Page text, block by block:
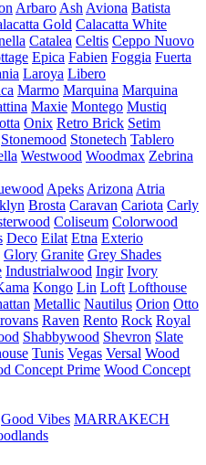
Arbaro Ash Aviona Batista
Gold Calacatta White
Catalea Celtis Ceppo Nuovo
Epica Fabien Foggia Fuerta
Laroya Libero
Marmo Marquina Marquina
Maxie Montego Mustiq
Onix Retro Brick Setim
Stonemood Stonetech Tablero
Westwood Woodmax Zebrina
Apeks Arizona Atria
Brosta Caravan Cariota Carly
Coliseum Colorwood
Deco Eilat Etna Exterio
Glory Granite Grey Shades
Industrialwood Ingir Ivory
Kongo Lin Loft Lofthouse
Metallic Nautilus Orion Otto
Raven Rento Rock Royal
Shabbywood Shevron Slate
Tunis Vegas Versal Wood
Concept Prime Wood Concept
Good Vibes MARRAKECH